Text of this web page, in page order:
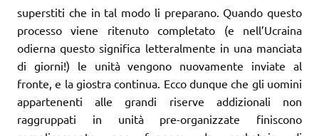
superstiti che in tal modo li preparano. Quando questo
processo viene ritenuto completato (e nell’Ucraina
odierna questo significa letteralmente in una manciata
di giorni!) le unità vengono nuovamente inviate al
fronte, e la giostra continua. Ecco dunque che gli uomini
appartenenti alle grandi riserve addizionali non
raggruppati in unità pre-organizzate finiscono